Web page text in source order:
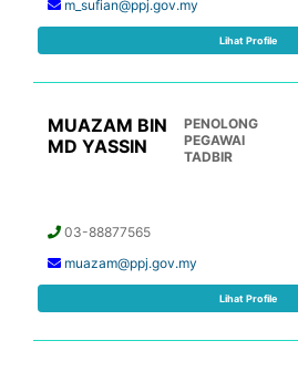
m_sufian@ppj.gov.my
Lihat Profile
MUAZAM BIN
MD YASSIN
PENOLONG
PEGAWAI
TADBIR
03-88877565
muazam@ppj.gov.my
Lihat Profile